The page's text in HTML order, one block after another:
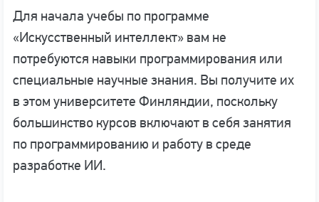
Для начала учебы по программе
«Искусственный интеллект» вам не
потребуются навыки программирования или
специальные научные знания. Вы получите их
в этом университете Финляндии, поскольку
большинство курсов включают в себя занятия
по программированию и работу в среде
разработке ИИ.